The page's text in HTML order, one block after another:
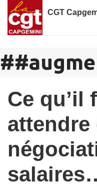
CGT
#
Ce qu’il
attendre